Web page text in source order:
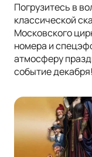
Погрузитесь в
классической
Московского
номера и
атмосферу
событие декабря!